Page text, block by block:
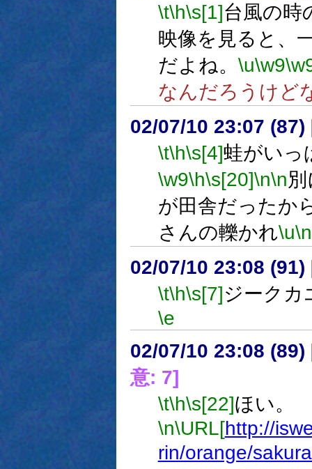
\t\h\s[1]台風の時
映像を見ると、
だよね。 \u\w9
なんだろうけど
02/07/10 23:07 (87)
\t\h\s[4]蛙がいっ
\w9\h\s[20]\n\n
が田舎だったか
さんの轢かれ\u\n
02/07/10 23:08 (91)
\t\h\s[7]ジークカ
\e
02/07/10 23:08 (89)
意: 7]
\t\h\s[22]ほい。
\n\URL[http://
rin/orange/